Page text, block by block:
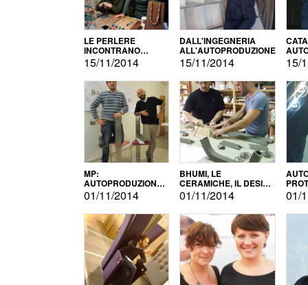
LE PERLERE
INCONTRANO
L'AUTOPRODUZIONE
15/11/2014
DALL'INGEGNERIA
ALL'AUTOPRODUZIONE
15/11/2014 15/
MP:
AUTOPRODUZIONE
E INNOVAZIONE
01/11/2014
BHUMI, LE
CERAMICHE, IL DESIGN
E L'AUTOPRODUZIONE
01/11/2014 01/